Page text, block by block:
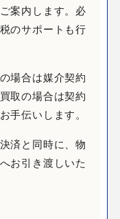
案内します。必
のサポートも行
場合は媒介契約
取の場合は契約
手伝いします。
済と同時に、物
お引き渡しいた